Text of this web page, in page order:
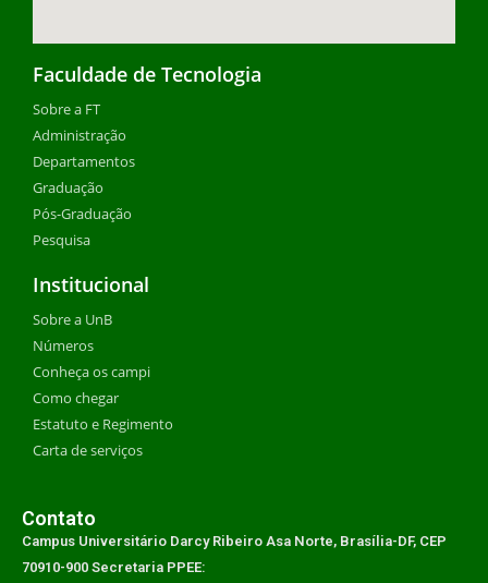
Faculdade de Tecnologia
Sobre a FT
Administração
Departamentos
Graduação
Pós-Graduação
Pesquisa
Institucional
Sobre a UnB
Números
Conheça os campi
Como chegar
Estatuto e Regimento
Carta de serviços
Contato
Campus Universitário Darcy Ribeiro Asa Norte, Brasília-DF, CEP
70910-900 Secretaria PPEE: